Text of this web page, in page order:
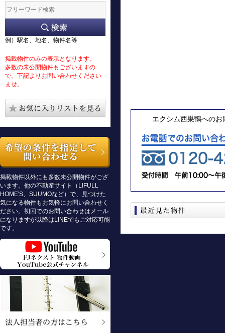
例）駅名、地名、物件名等
掲載物件のみの表示となります。
多数の未公開物件もございますの
で、下記よりお問い合わせください
ませ。
掲載物件以外にも多数未公開物件がござ
います。他の不動産サイト（LIFULL
HOME'S、SUUMOなど）で、見つけた
気になる物件もお気軽にお問い合わせく
ださい。初回でのお問い合わせはメール
になりますが以降はLINEでもご対応可能
です。
エクシム西巣鴨への